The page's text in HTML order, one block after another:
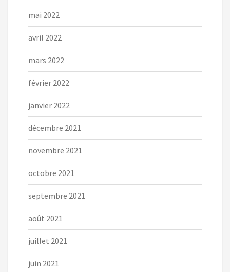
mai 2022
avril 2022
mars 2022
février 2022
janvier 2022
décembre 2021
novembre 2021
octobre 2021
septembre 2021
août 2021
juillet 2021
juin 2021